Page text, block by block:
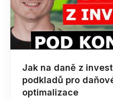
Jak na daně z
podkladů pro
optimalizace